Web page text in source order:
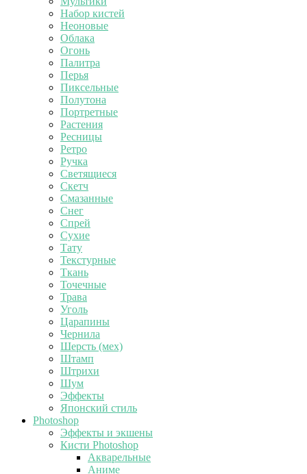
Набор кистей
Неоновые
Облака
Огонь
Палитра
Перья
Пиксельные
Полутона
Портретные
Растения
Ресницы
Ретро
Ручка
Светящиеся
Скетч
Смазанные
Снег
Спрей
Сухие
Тату
Текстурные
Ткань
Точечные
Трава
Уголь
Царапины
Чернила
Шерсть (мех)
Штамп
Штрихи
Шум
Эффекты
Японский стиль
Photoshop
Эффекты и экшены
Кисти Photoshop
Акварельные
Аниме